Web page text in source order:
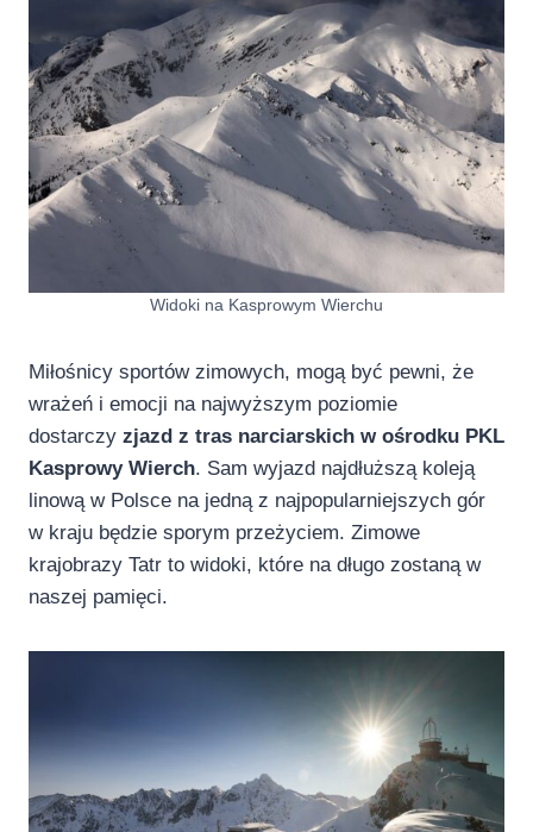
Widoki na Kasprowym Wierchu
Miłośnicy sportów zimowych, mogą być pewni, że
wrażeń i emocji na najwyższym poziomie
dostarczy zjazd z tras narciarskich w ośrodku PKL
Kasprowy Wierch. Sam wyjazd najdłuższą koleją
linową w Polsce na jedną z najpopularniejszych gór
w kraju będzie sporym przeżyciem. Zimowe
krajobrazy Tatr to widoki, które na długo zostaną w
naszej pamięci.